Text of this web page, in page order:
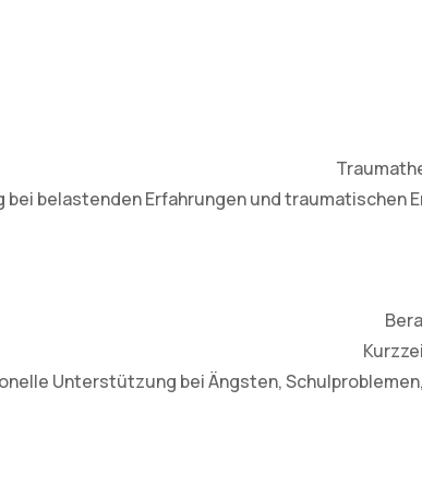
bei belastenden Erfahrungen und traumatischen
Unterstützung bei Ängsten,